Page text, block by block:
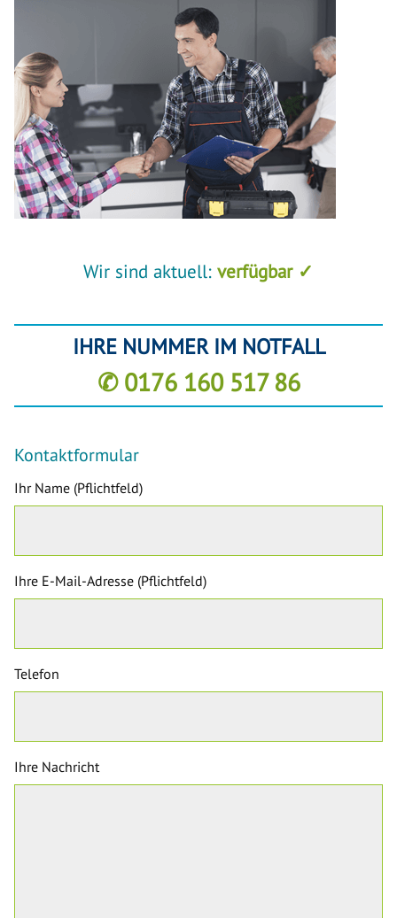
Wir sind aktuell: verfügbar ✓
IHRE NUMMER IM NOTFALL
✆ 0176 160 517 86
Kontaktformular
Ihr Name (Pflichtfeld)
Ihre E-Mail-Adresse (Pflichtfeld)
Telefon
Ihre Nachricht